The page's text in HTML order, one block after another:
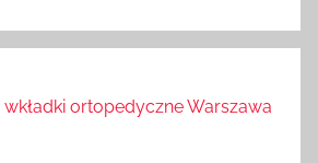
wkładki ortopedyczne Warszawa